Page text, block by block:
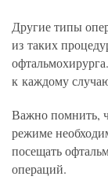
Другие типы
из таких
к каждому
Важно помнить,
режиме
посещать
операций.